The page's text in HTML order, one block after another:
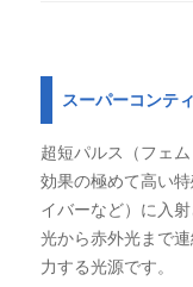
スーパーコンテ
超短パルス（フェ
効果の極めて高い
イバーなど）に入
光から赤外光まで
力する光源です。